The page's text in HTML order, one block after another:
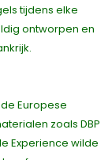
tijdens elke
ontworpen en
Europese
zoals DBP
Experience wilde